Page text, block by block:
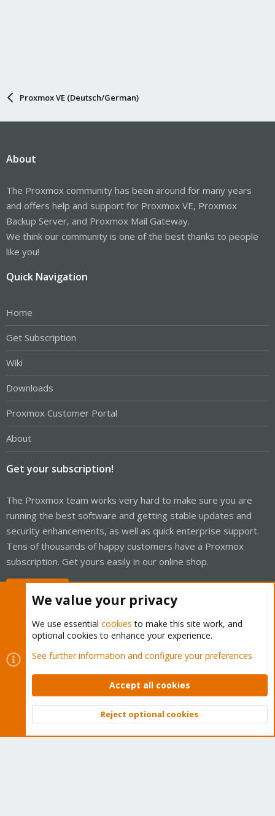
Proxmox VE (Deutsch/German)
About
The Proxmox community has been around for many years
and offers help and support for Proxmox VE, Proxmox
Backup Server, and Proxmox Mail Gateway.
We think our community is one of the best thanks to people
like you!
Quick Navigation
Home
Get Subscription
Wiki
Downloads
Proxmox Customer Portal
About
Get your subscription!
The Proxmox team works very hard to make sure you are
running the best software and getting stable updates and
security enhancements, as well as quick enterprise support.
Tens of thousands of happy customers have a Proxmox
subscription. Get yours easily in our online shop.
Cookies
Proxmox Support Forum - Light Mode
Contact us
Terms and rules Privacy policy Help Home
Community platform by XenForo © 2010-2026 XenForo Ltd.
Top
We value your privacy
We use essential cookies to make this site work, and
optional cookies to enhance your experience.
See further information and configure your preferences
Accept all cookies
Reject optional cookies